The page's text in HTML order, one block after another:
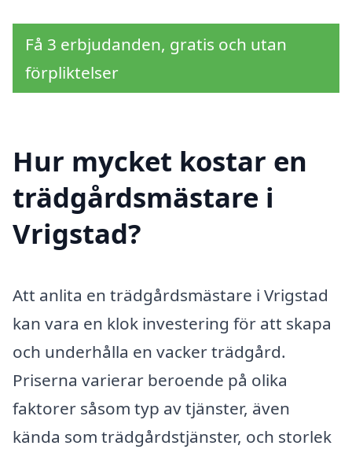
Få 3 erbjudanden, gratis och utan
förpliktelser
Hur mycket kostar en
trädgårdsmästare i
Vrigstad?
Att anlita en trädgårdsmästare i Vrigstad
kan vara en klok investering för att skapa
och underhålla en vacker trädgård.
Priserna varierar beroende på olika
faktorer såsom typ av tjänster, även
kända som trädgårdstjänster, och storlek